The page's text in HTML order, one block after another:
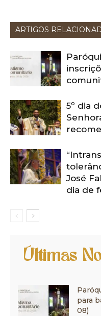
ARTIGOS
5º dia
José
dia de
Últimas
para
08)